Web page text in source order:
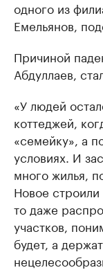
одного из
Емельянов,
Причиной
Абдуллаев,
«У людей
коттеджей,
«семейку», а
условиях. И
много жилья,
Новое
то даже
участков,
будет, а